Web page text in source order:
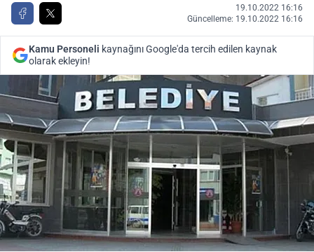
19.10.2022 16:16
Güncelleme: 19.10.2022 16:16
Kamu Personeli kaynağını Google'da tercih edilen kaynak
olarak ekleyin!